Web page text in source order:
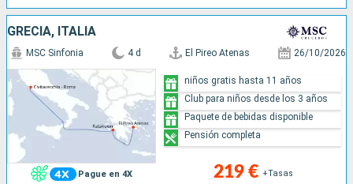
GRECIA, ITALIA
Pague en 4X
MSC Sinfonia 4 d El Pireo Atenas 26/10/2026
219 € +Tasas
niños gratis hasta 11 años
Club para niños desde los 3 años
Paquete de bebidas disponible
Pensión completa